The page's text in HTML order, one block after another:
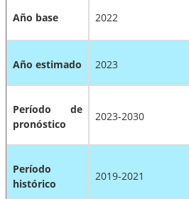
Año base 2022
Año estimado 2023
Período de
pronóstico
2023-2030
Período
histórico
2019-2021